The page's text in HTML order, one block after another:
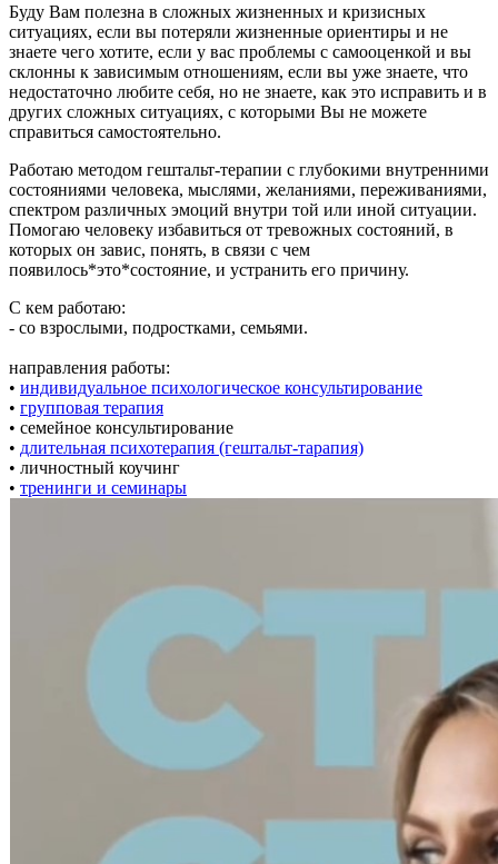
Буду Вам полезна в сложных жизненных и кризисных
ситуациях, если вы потеряли жизненные ориентиры и не
знаете чего хотите, если у вас проблемы с самооценкой и вы
склонны к зависимым отношениям, если вы уже знаете, что
недостаточно любите себя, но не знаете, как это исправить и в
других сложных ситуациях, с которыми Вы не можете
справиться самостоятельно.
Работаю методом гештальт-терапии с глубокими внутренними
состояниями человека, мыслями, желаниями, переживаниями,
спектром различных эмоций внутри той или иной ситуации.
Помогаю человеку избавиться от тревожных состояний, в
которых он завис, понять, в связи с чем
появилось*это*состояние, и устранить его причину.
С кем работаю:
- со взрослыми, подростками, семьями.
направления работы:
• индивидуальное психологическое консультирование
• групповая терапия
• семейное консультирование
• длительная психотерапия (гештальт-тарапия)
• личностный коучинг
• тренинги и семинары